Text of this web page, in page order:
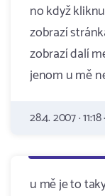
no když
zobrazí
zobrazí dalí
jenom u mě
28.4. 2007 ·
u mě je to